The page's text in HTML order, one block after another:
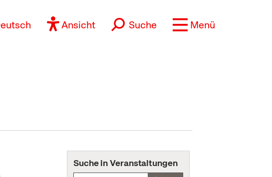
Ansicht Suche Menü
Suche in Veranstaltungen